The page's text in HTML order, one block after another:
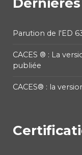
Parution de l'ED
CACES ® : La
publiée
CACES® : la